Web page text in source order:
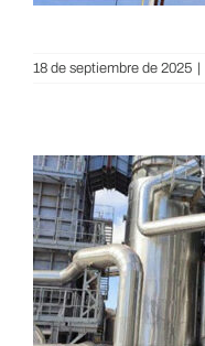
18 de septiembre de 2025